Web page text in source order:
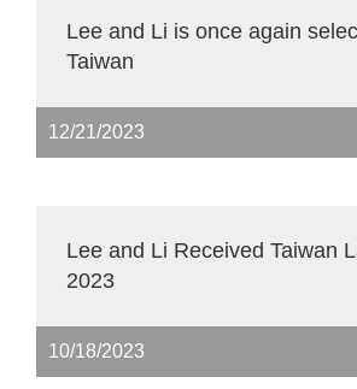
Lee and Li is once again
Taiwan
12/21/2023
Lee and Li Received Taiwan
2023
10/18/2023